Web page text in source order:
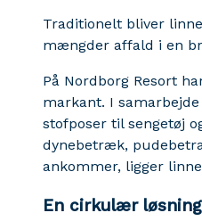
Traditionelt bliver
mængder affald i en
På Nordborg Resort
markant. I
stofposer til sengetøj
dynebetræk,
ankommer, ligger
En cirkulær